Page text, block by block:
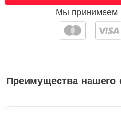
Мы принимаем
Преимущества нашего